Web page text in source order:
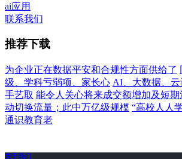
ai应用
联系我们
推荐下载
为企业正在数据平安和合规性方面供给了
级、学科亏弱项、家长心 AI、大数据、
手艺取 能令人关心将来成交额增加及短期
动切换流量；此中万亿级规模 “高校人人
通识教育老
关于我们